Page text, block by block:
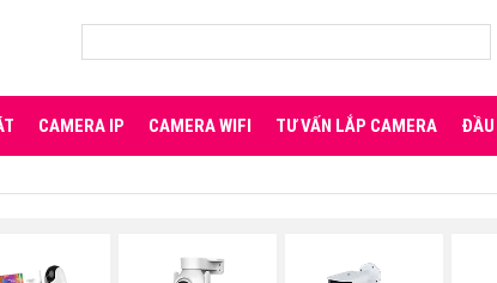
CAMERA IP CAMERA WIFI TƯ VẤN LẮP CAMERA ĐẦU